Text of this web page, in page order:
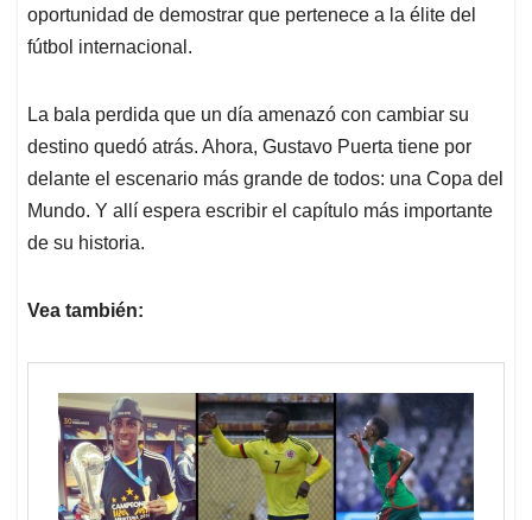
oportunidad de demostrar que pertenece a la élite del
fútbol internacional.
La bala perdida que un día amenazó con cambiar su
destino quedó atrás. Ahora, Gustavo Puerta tiene por
delante el escenario más grande de todos: una Copa del
Mundo. Y allí espera escribir el capítulo más importante
de su historia.
Vea también: